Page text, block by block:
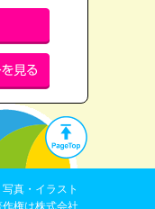
真・イラスト
権は株式会社